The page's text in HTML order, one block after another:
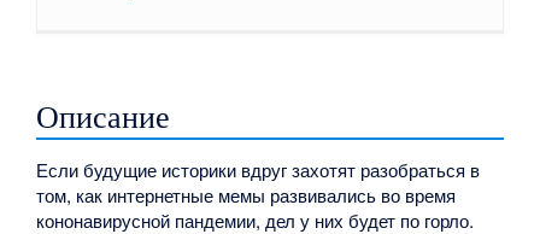
Описание
Если будущие историки вдруг захотят разобраться в
том, как интернетные мемы развивались во время
кононавирусной пандемии, дел у них будет по горло.